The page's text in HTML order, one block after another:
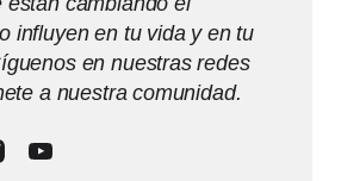
influyen en tu vida y en tu
en nuestras redes
a nuestra comunidad.